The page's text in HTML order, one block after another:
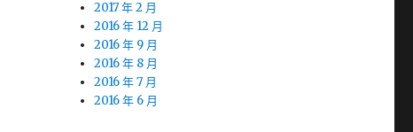
2017 年 2 月
2016 年 12 月
2016 年 9 月
2016 年 8 月
2016 年 7 月
2016 年 6 月